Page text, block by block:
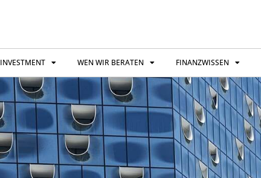
INVESTMENT WEN WIR BERATEN FINANZWISSEN